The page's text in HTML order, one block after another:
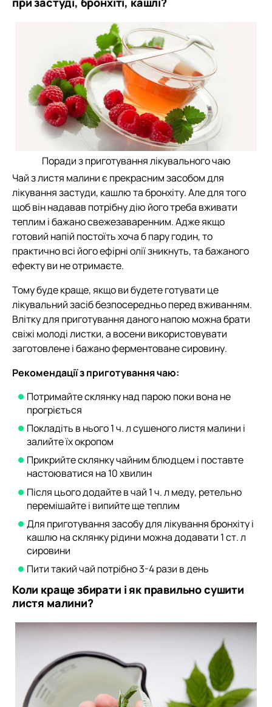
Поради з приготування лікувального чаю
Чай з листя малини є прекрасним засобом для
лікування застуди, кашлю та бронхіту. Але для того
щоб він надавав потрібну дію його треба вживати
теплим і бажано свежезаваренним. Адже якщо
готовий напій постоїть хоча б пару годин, то
практично всі його ефірні олії зникнуть, та бажаного
ефекту ви не отримаєте.
Тому буде краще, якщо ви будете готувати це
лікувальний засіб безпосередньо перед вживанням.
Влітку для приготування даного напою можна брати
свіжі молоді листки, а восени використовувати
заготовлене і бажано ферментоване сировину.
Рекомендації з приготування чаю:
Потримайте склянку над парою поки вона не
прогріється
Покладіть в нього 1 ч. л сушеного листя малини і
залийте їх окропом
Прикрийте склянку чайним блюдцем і поставте
настоюватися на 10 хвилин
Після цього додайте в чай 1 ч. л меду, ретельно
перемішайте і випийте ще теплим
Для приготування засобу для лікування бронхіту і
кашлю на склянку рідини можна додавати 1 ст. л
сировини
Пити такий чай потрібно 3-4 рази в день
Коли краще збирати і як правильно сушити
листя малини?